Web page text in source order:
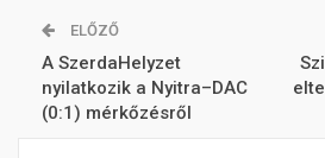
ELŐZŐ
A SzerdaHelyzet
nyilatkozik a Nyitra–DAC
(0:1) mérkőzésről